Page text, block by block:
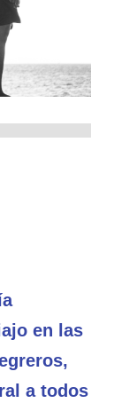
en las
a todos